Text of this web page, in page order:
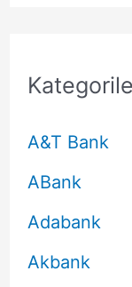
A&T Bank
ABank
Adabank
Akbank